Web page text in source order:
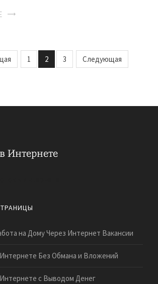
1 2 3 Следующая
на Дому Через Интернет Вакансии
Без Обмана и Вложений
с Выводом Денег